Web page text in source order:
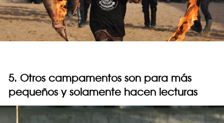
5. Otros campamentos son para más
pequeños y solamente hacen lecturas